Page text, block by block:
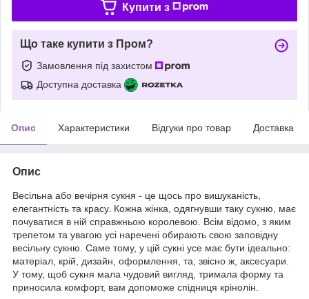
Купити з
Що таке купити з Пром?
Замовлення під захистом
Доступна доставка
Опис Характеристики Відгуки про товар Доставка
Опис
Весільна або вечірня сукня - це щось про вишуканість,
елегантність та красу. Кожна жінка, одягнувши таку сукню, має
почуватися в ній справжньою королевою. Всім відомо, з яким
трепетом та увагою усі наречені обирають свою заповідну
весільну сукню. Саме тому, у цій сукні усе має бути ідеально:
матеріал, крій, дизайн, оформлення, та, звісно ж, аксесуари.
У тому, щоб сукня мала чудовий вигляд, тримала форму та
приносила комфорт, вам допоможе спідниця крінолін.